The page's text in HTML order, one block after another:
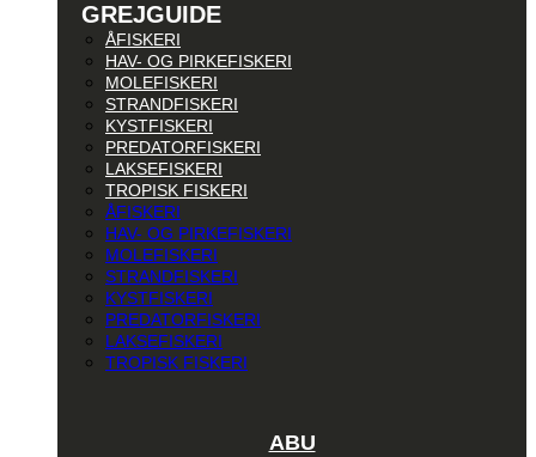
GREJGUIDE
ÅFISKERI
HAV- OG PIRKEFISKERI
MOLEFISKERI
STRANDFISKERI
KYSTFISKERI
PREDATORFISKERI
LAKSEFISKERI
TROPISK FISKERI
ÅFISKERI
HAV- OG PIRKEFISKERI
MOLEFISKERI
STRANDFISKERI
KYSTFISKERI
PREDATORFISKERI
LAKSEFISKERI
TROPISK FISKERI
ABU